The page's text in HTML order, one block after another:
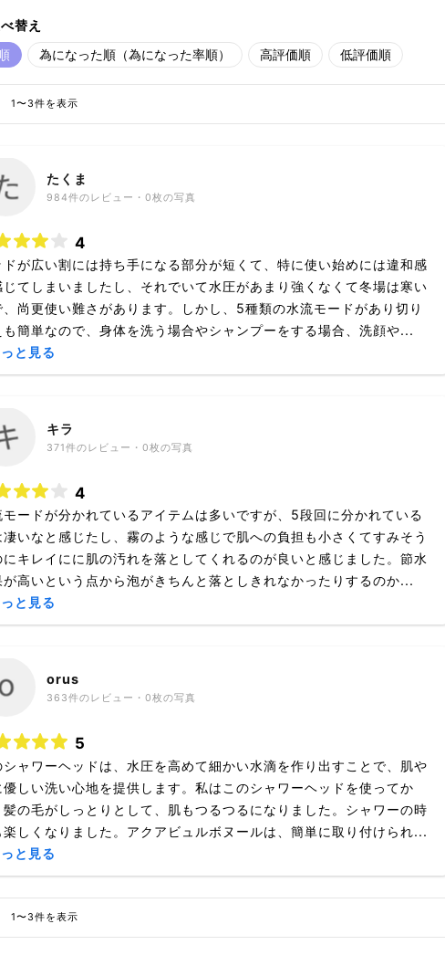
替え
為になった順（為になった率順） 高評価順 低評価順
1〜3件を表示
たくま
984件のレビュー・ 0枚の写真
4
ドが広い割には持ち手になる部分が短くて、特に使い始めには違和感
じてしまいましたし、それでいて水圧があまり強くなくて冬場は寒い
、尚更使い難さがあります。しかし、5種類の水流モードがあり切り
も簡単なので、身体を洗う場合やシャンプーをする場合、洗顔や...
と見る
キラ
371件のレビュー・ 0枚の写真
4
モードが分かれているアイテムは多いですが、5段回に分かれている
凄いなと感じたし、霧のような感じで肌への負担も小さくてすみそう
にキレイにに肌の汚れを落としてくれるのが良いと感じました。節水
が高いという点から泡がきちんと落としきれなかったりするのか...
と見る
orus
363件のレビュー・ 0枚の写真
5
シャワーヘッドは、水圧を高めて細かい水滴を作り出すことで、肌や
優しい洗い心地を提供します。私はこのシャワーヘッドを使ってか
髪の毛がしっとりとして、肌もつるつるになりました。シャワーの時
楽しくなりました。アクアビュルボヌールは、簡単に取り付けられ...
と見る
1〜3件を表示